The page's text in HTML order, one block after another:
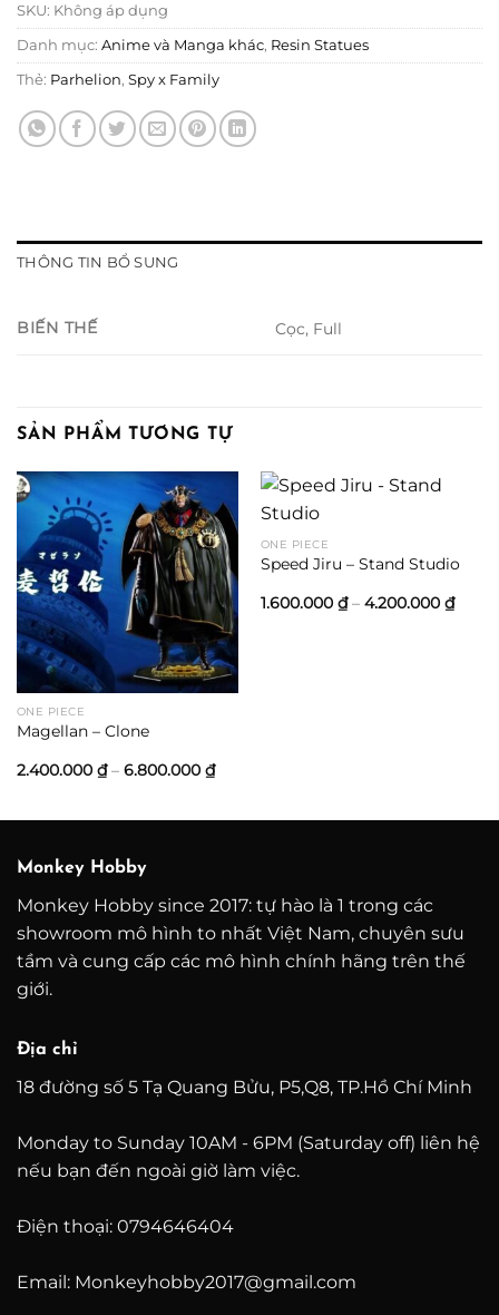
SKU: Không áp dụng
Danh mục: Anime và Manga khác, Resin Statues
Thẻ: Parhelion, Spy x Family
THÔNG TIN BỔ SUNG
BIẾN THẾ Cọc, Full
SẢN PHẨM TƯƠNG TỰ
ONE PIECE
Magellan – Clone
2.400.000 ₫ – 6.800.000 ₫Khoảng
giá:
đến
ONE PIECE
Speed Jiru – Stand Studio
1.600.000 ₫ – 4.200.000 ₫
giá:
Monkey Hobby
Monkey Hobby since 2017: tự hào là 1 trong các
showroom mô hình to nhất Việt Nam, chuyên sưu
tầm và cung cấp các mô hình chính hãng trên thế
giới.
Địa chỉ
18 đường số 5 Tạ Quang Bửu, P5,Q8, TP.Hồ Chí Minh
Monday to Sunday 10AM - 6PM (Saturday off) liên hệ
nếu bạn đến ngoài giờ làm việc.
Điện thoại: 0794646404
Email: Monkeyhobby2017@gmail.com